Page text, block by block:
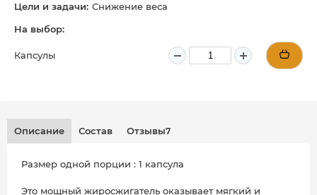
Цели и задачи: Снижение веса
На выбор:
Капсулы
Описание Состав Отзывы
Размер одной порции : 1 капсула
Это мощный жиросжигатель оказывает мягкий и